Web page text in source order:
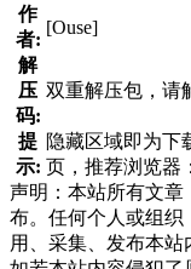
作
者:
[Ouse]
解
压
码:
双重解压包，请
提
示:
隐藏区域即为下
页，推荐浏览器
声明：本站所有文章
布。任何个人或组织
用、采集、发布本站